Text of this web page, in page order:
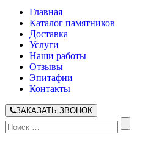
Главная
Каталог памятников
Доставка
Услуги
Наши работы
Отзывы
Эпитафии
Контакты
ЗАКАЗАТЬ ЗВОНОК